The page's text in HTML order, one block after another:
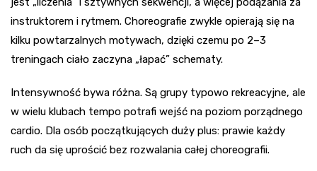
instruktorem i rytmem. Choreografie zwykle opierają się na
kilku powtarzalnych motywach, dzięki czemu po 2–3
treningach ciało zaczyna „łapać” schematy.
Intensywność bywa różna. Są grupy typowo rekreacyjne, ale
w wielu klubach tempo potrafi wejść na poziom porządnego
cardio. Dla osób początkujących duży plus: prawie każdy
ruch da się uprościć bez rozwalania całej choreografii.